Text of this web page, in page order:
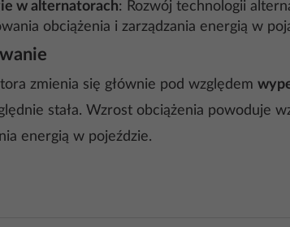
w alternatorach: Rozwój technologii
obciążenia i zarządzania energią w
zmienia się głównie pod względem
stała. Wzrost obciążenia powoduje
energią w pojeździe.